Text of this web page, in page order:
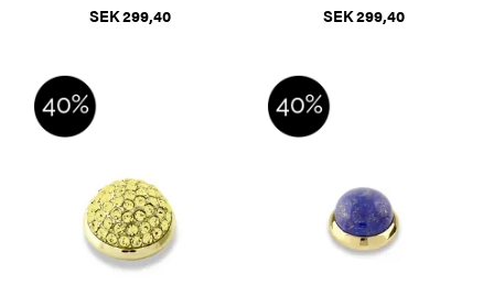
SEK 299,40
SEK 299,40